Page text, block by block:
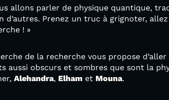
allons parler de physique quantique,
d’autres. Prenez un truc à grignoter,
! »
de la recherche vous propose
aussi obscurs et sombres que sont la
Alehandra, Elham et Mouna.